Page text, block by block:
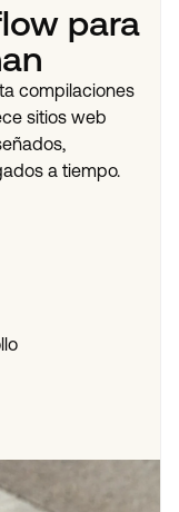
para
compilaciones
sitios web
a tiempo.